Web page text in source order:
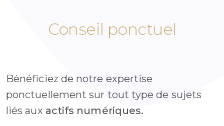
Conseil ponctuel
Bénéficiez de notre expertise
ponctuellement sur tout type de sujets
liés aux actifs numériques.